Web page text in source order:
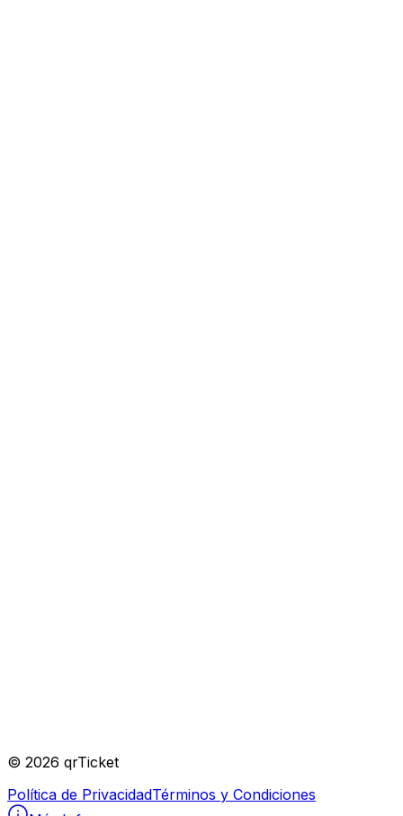
© 2026 qrTicket
Política de PrivacidadTérminos y Condiciones